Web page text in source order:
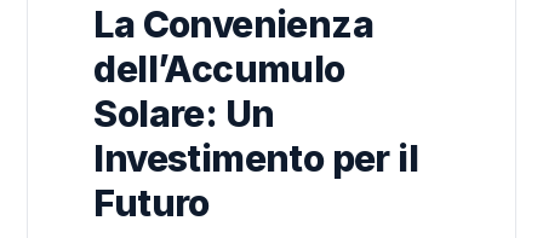
La Convenienza
dell’Accumulo
Solare: Un
Investimento per il
Futuro